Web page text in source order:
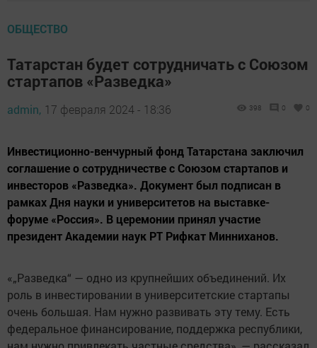
ОБЩЕСТВО
Татарстан будет сотрудничать с Союзом
стартапов «Разведка»
admin, 17 февраля 2024 - 18:36 398 0 0
Инвестиционно-венчурный фонд Татарстана заключил
соглашение о сотрудничестве с Союзом стартапов и
инвесторов «Разведка». Документ был подписан в
рамках Дня науки и университетов на выставке-
форуме «Россия». В церемонии принял участие
президент Академии наук РТ Рифкат Минниханов.
«„Разведка“ — одно из крупнейших объединений. Их
роль в инвестировании в университетские стартапы
очень большая. Нам нужно развивать эту тему. Есть
федеральное финансирование, поддержка республики,